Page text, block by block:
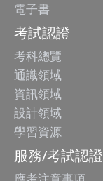
電子書
考試認證
考科總覽
通識領域
資訊領域
設計領域
學習資源
服務/考試認證